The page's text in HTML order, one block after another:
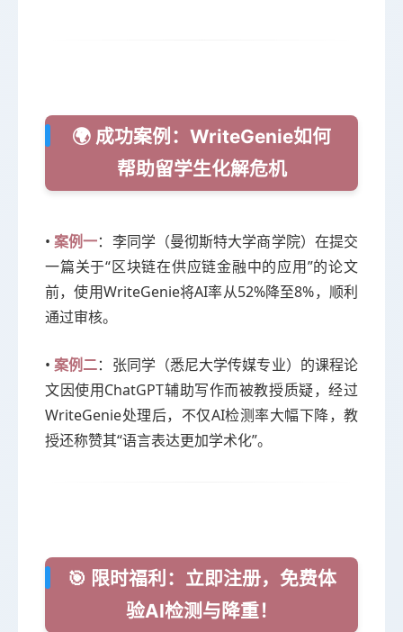
🌍 成功案例：WriteGenie如何
帮助留学生化解危机
•案例一：李同学（曼彻斯特大学商学院）在提交
一篇关于“区块链在供应链金融中的应用”的论文
前，使用WriteGenie将AI率从52%降至8%，顺利
通过审核。
•案例二：张同学（悉尼大学传媒专业）的课程论
文因使用ChatGPT辅助写作而被教授质疑，经过
WriteGenie处理后，不仅AI检测率大幅下降，教
授还称赞其“语言表达更加学术化”。
🎯 限时福利：立即注册，免费体
验AI检测与降重！